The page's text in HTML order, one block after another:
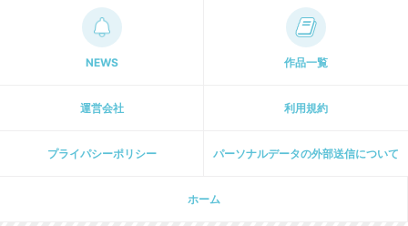
NEWS 作品一覧
運営会社 利用規約
プライパシーポリシー パーソナルデータの外部送信について
ホーム